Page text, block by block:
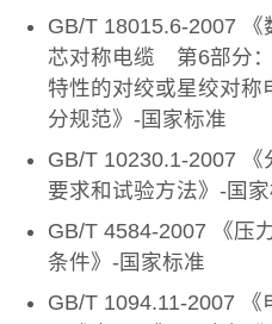
GB/T 18015.6-2007
芯对称电缆 第6部分
特性的对绞或星绞对
分规范》-国家标准
GB/T 10230.1-2007
要求和试验方法》-国
GB/T 4584-2007 《压
条件》-国家标准
GB/T 1094.11-2007 《